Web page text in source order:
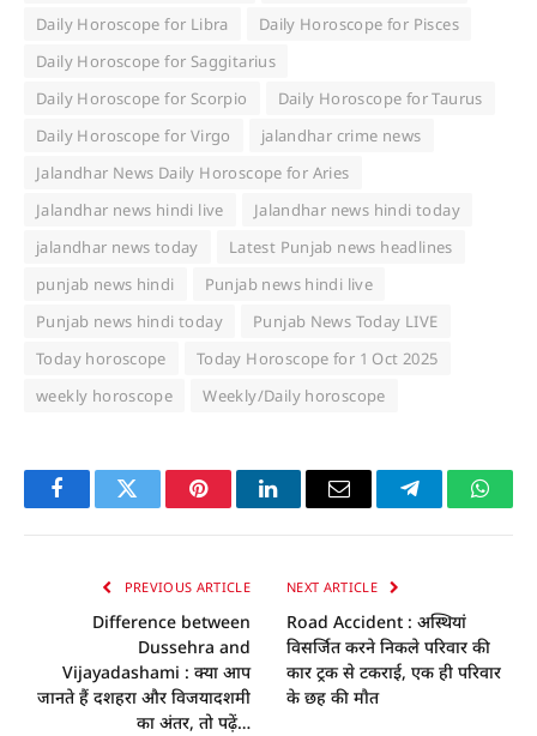
Daily Horoscope for Libra
Daily Horoscope for Pisces
Daily Horoscope for Saggitarius
Daily Horoscope for Scorpio
Daily Horoscope for Taurus
Daily Horoscope for Virgo
jalandhar crime news
Jalandhar News Daily Horoscope for Aries
Jalandhar news hindi live
Jalandhar news hindi today
jalandhar news today
Latest Punjab news headlines
punjab news hindi
Punjab news hindi live
Punjab news hindi today
Punjab News Today LIVE
Today horoscope
Today Horoscope for 1 Oct 2025
weekly horoscope
Weekly/Daily horoscope
FacebookTwitter PinterestLinkedInEmail Telegram
PREVIOUS ARTICLE
Difference between
Dussehra and
Vijayadashami : क्या आप
जानते हैं दशहरा और विजयादशमी
का अंतर, तो पढ़ें…
NEXT ARTICLE
Road Accident : अस्थियां
विसर्जित करने निकले परिवार की
कार ट्रक से टकराई, एक ही परिवार
के छह की माैत